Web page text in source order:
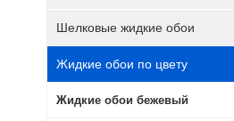
Шелковые жидкие обои
Жидкие обои по цвету
Жидкие обои бежевый